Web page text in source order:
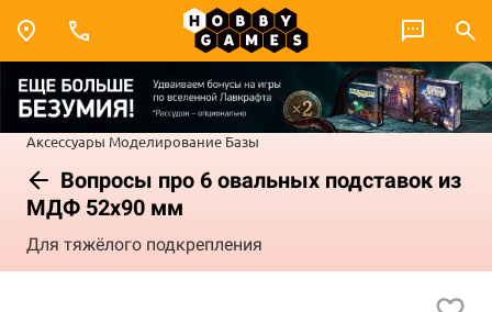
Аксессуары Моделирование Базы
Вопросы про 6 овальных подставок из
МДФ 52х90 мм
Для тяжёлого подкрепления